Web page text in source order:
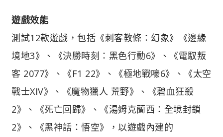
遊戲效能
測試12款遊戲，包括《刺客教條：幻象》《邊緣
境地3》、《決勝時刻：黑色行動6》、《電馭叛
客 2077》、《F1 22》、《極地戰嚎6》、《太空
戰士XIV》、《魔物獵人 荒野》、《碧血狂殺
2》、《死亡回歸》、《湯姆克蘭西：全境封鎖
2》、《黑神話：悟空》，以遊戲內建的